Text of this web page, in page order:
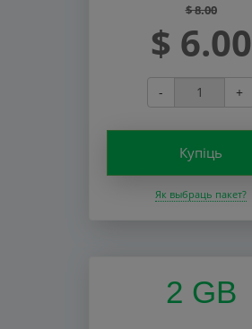
$ 8.00
$ 6.00
- +
Купіць
Як выбраць пакет?
2 GB